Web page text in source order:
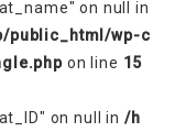
on null in
public_html/wp-c
on line 15
on null in /h